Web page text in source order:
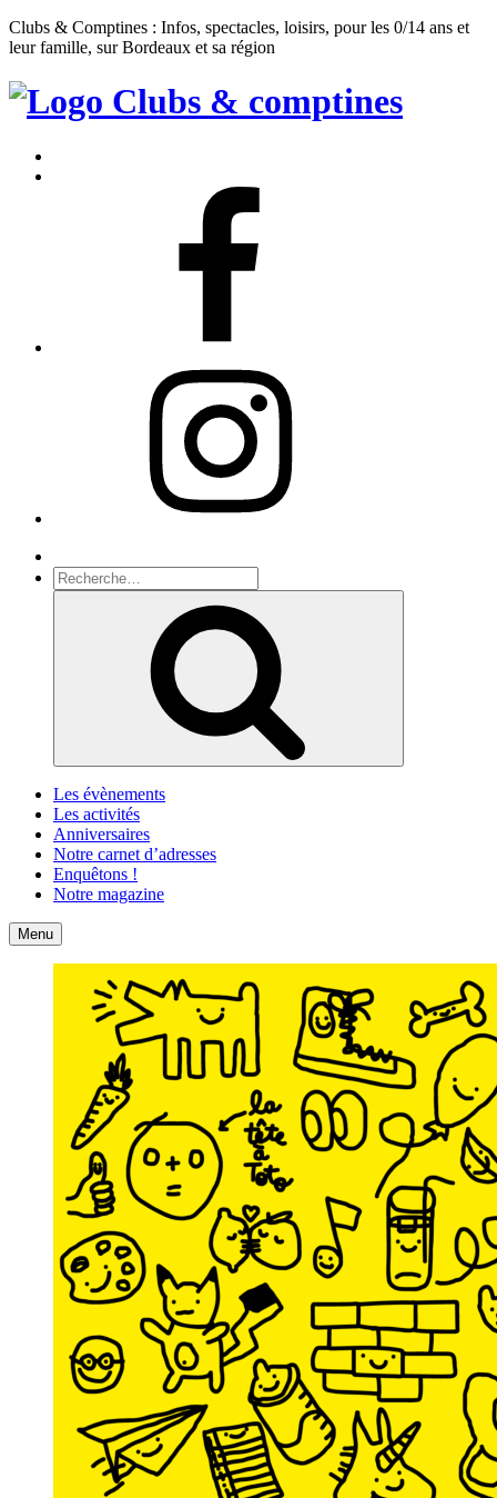
Clubs & Comptines : Infos, spectacles, loisirs, pour les 0/14 ans et
leur famille, sur Bordeaux et sa région
Clubs
Comptines
Recherche
pour
Les évènements
Les activités
Anniversaires
Notre carnet d’adresses
Enquêtons !
Notre magazine
Accueil
Menu Contact